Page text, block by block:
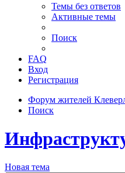
Темы без ответов
Активные темы
Поиск
FAQ
Вход
Регистрация
Форум жителей
Поиск
Новая тема